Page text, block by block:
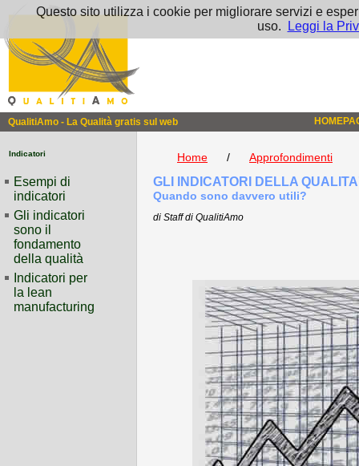
QualitiAmo - La Qualità gratis sul web
Home / Approfondimenti
GLI INDICATORI DELLA
Quando sono davvero utili?
di Staff di QualitiAmo
Indicatori
Esempi di
indicatori
Gli indicatori
sono il
fondamento
della qualità
Indicatori per
la lean
manufacturing
Questo sito utilizza i cookie per migliorare servizi e
uso.
Leggi la